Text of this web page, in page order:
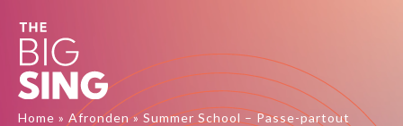
Home » Afronden»Summer School – Passe-partout